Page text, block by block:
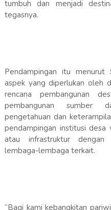
tumbuh dan menjadi
tegasnya.
Pendampingan itu menurut
aspek yang diperlukan oleh
rencana pembangunan
pembangunan sumber
pengetahuan dan
pendampingan institusi
atau infrastruktur dengan
lembaga-lembaga terkait.
“Bagi kami kebangkitan